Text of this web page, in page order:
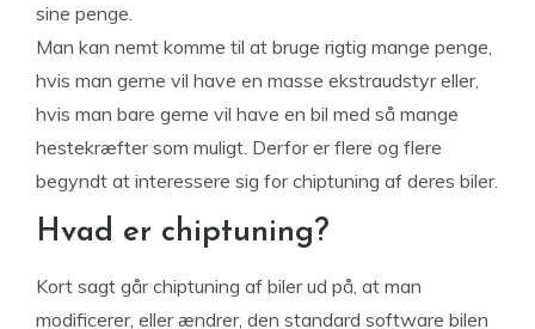
sine penge.
Man kan nemt komme til at bruge rigtig mange penge,
hvis man gerne vil have en masse ekstraudstyr eller,
hvis man bare gerne vil have en bil med så mange
hestekræfter som muligt. Derfor er flere og flere
begyndt at interessere sig for chiptuning af deres biler.
Hvad er chiptuning?
Kort sagt går chiptuning af biler ud på, at man
modificerer, eller ændrer, den standard software bilen